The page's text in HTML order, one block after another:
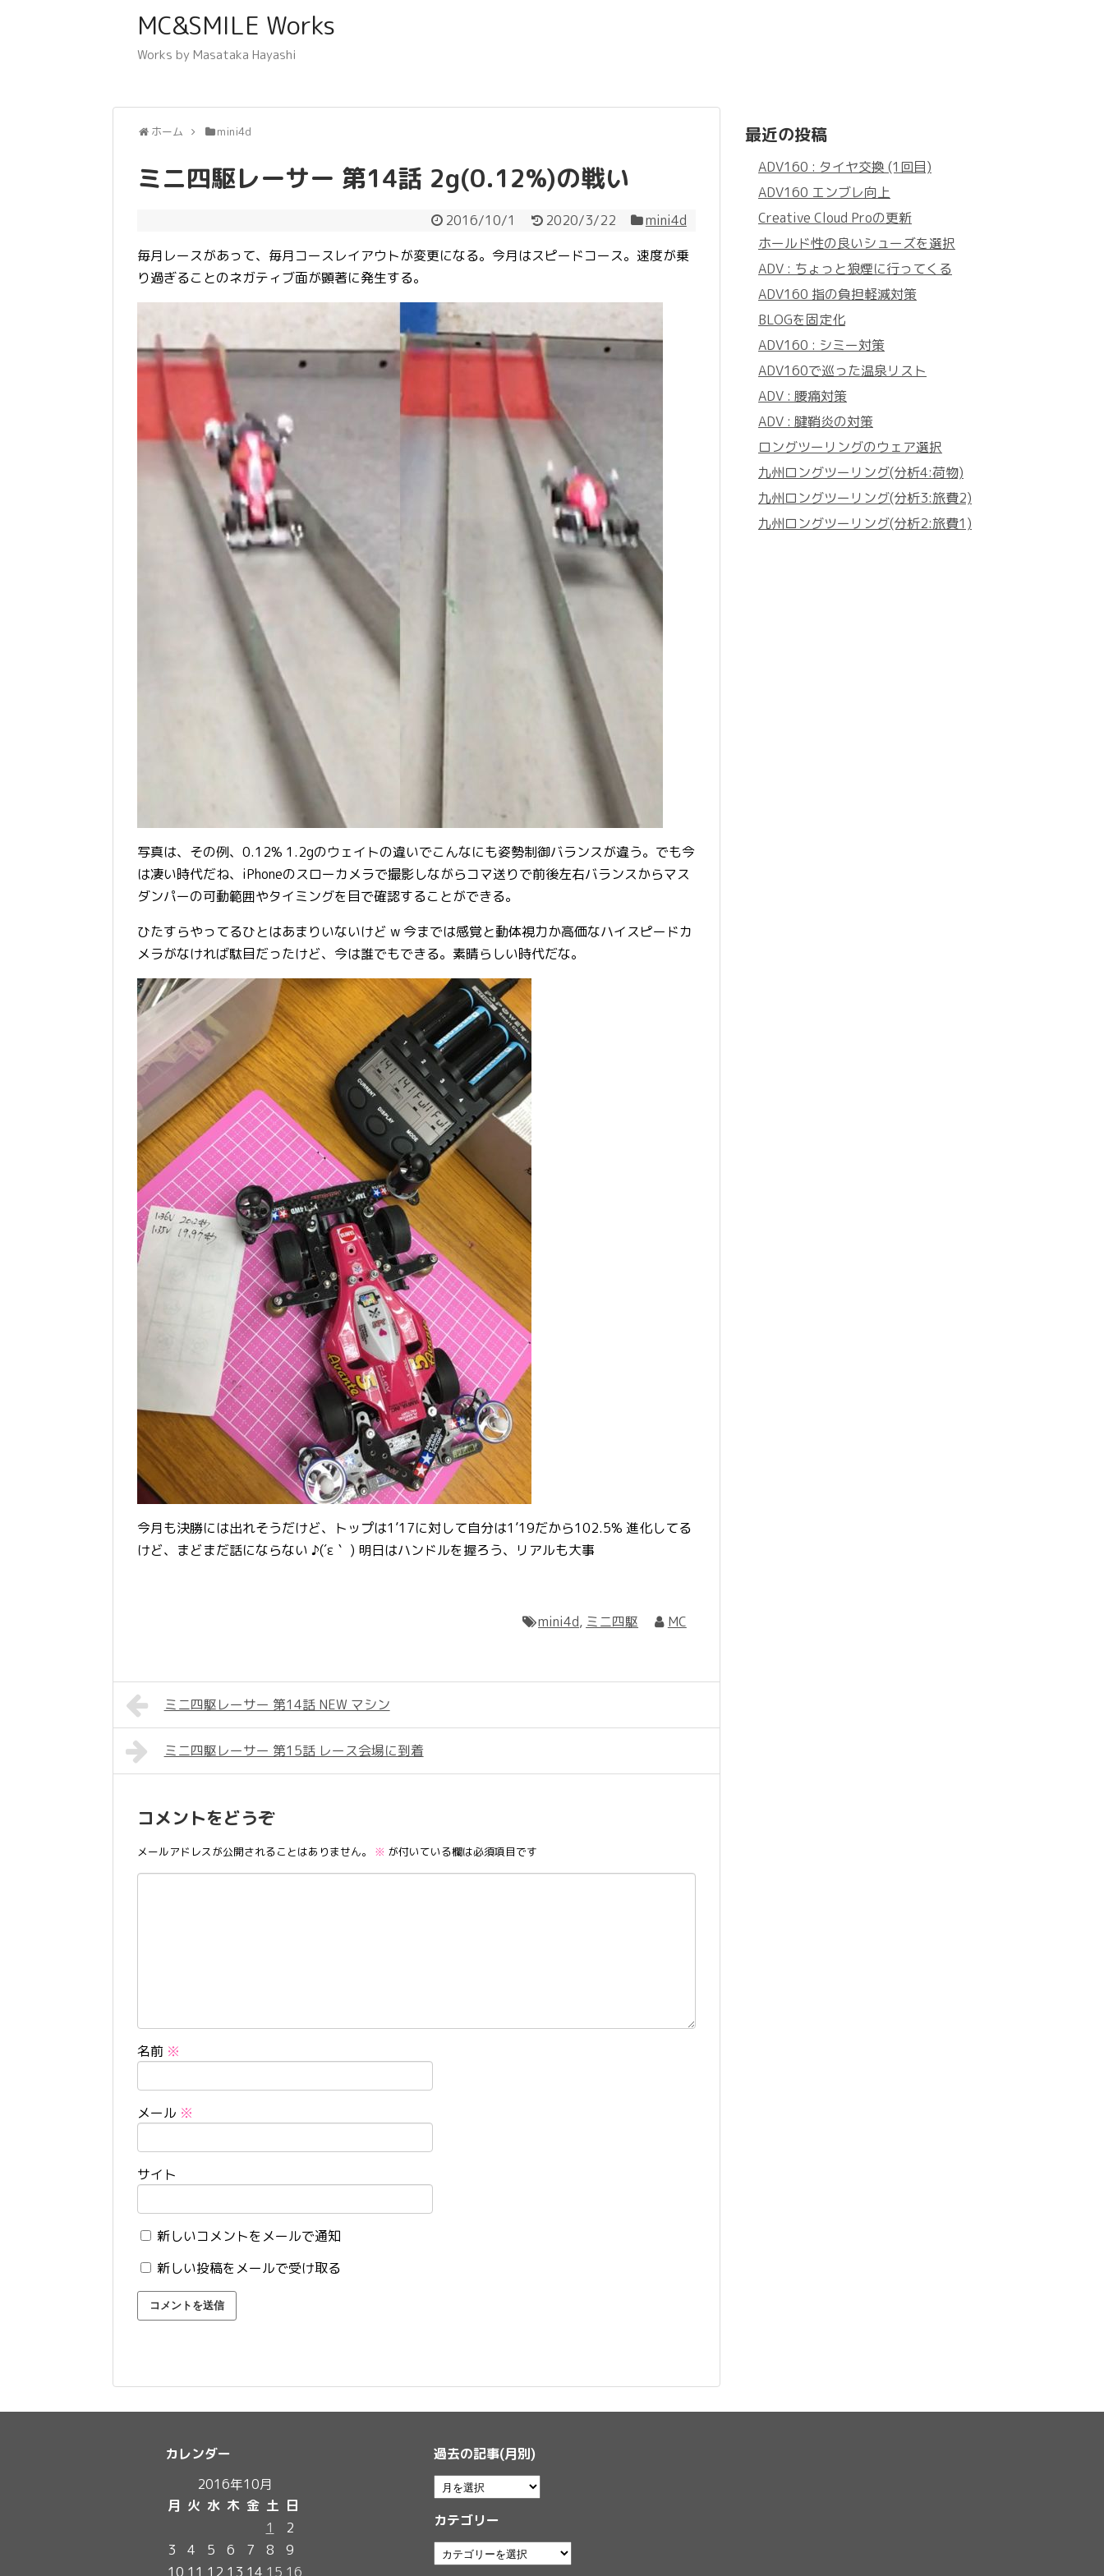
MC&SMILE Works
Works by Masataka Hayashi
ホーム mini4d
ミニ四駆レーサー 第14話 2g(0.12%)の戦い
2016/10/1 2020/3/22
mini4d
毎月レースがあって、毎月コースレイアウトが変更になる。今月はスピードコース。速度が乗
り過ぎることのネガティブ面が顕著に発生する。
写真は、その例、0.12% 1.2gのウェイトの違いでこんなにも姿勢制御バランスが違う。でも今
は凄い時代だね、iPhoneのスローカメラで撮影しながらコマ送りで前後左右バランスからマス
ダンパーの可動範囲やタイミングを目で確認することができる。
ひたすらやってるひとはあまりいないけど w 今までは感覚と動体視力か高価なハイスピードカ
メラがなければ駄目だったけど、今は誰でもできる。素晴らしい時代だな。
今月も決勝には出れそうだけど、トップは1’17に対して自分は1’19だから102.5% 進化してる
けど、まどまだ話にならない ♪(´ε｀ ) 明日はハンドルを握ろう、リアルも大事
mini4d, ミニ四駆 MC
ミニ四駆レーサー 第14話 NEW マシン
ミニ四駆レーサー 第15話 レース会場に到着
コメントをどうぞ
メールアドレスが公開されることはありません。 ※ が付いている欄は必須項目です
名前 ※
メール ※
サイト
新しいコメントをメールで通知
新しい投稿をメールで受け取る
最近の投稿
ADV160 : タイヤ交換 (1回目)
ADV160 エンブレ向上
Creative Cloud Proの更新
ホールド性の良いシューズを選択
ADV : ちょっと狼煙に行ってくる
ADV160 指の負担軽減対策
BLOGを固定化
ADV160 : シミー対策
ADV160で巡った温泉リスト
ADV : 腰痛対策
ADV : 腱鞘炎の対策
ロングツーリングのウェア選択
九州ロングツーリング(分析4:荷物)
九州ロングツーリング(分析3:旅費2)
九州ロングツーリング(分析2:旅費1)
カレンダー
2016年10月
月 火 水 木 金 土 日
1
2
3
4 5 6 7 8
9
10 11 12 13 14 15 16
過去の記事(月別)
カテゴリー